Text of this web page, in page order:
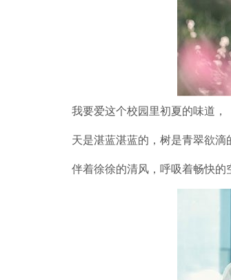
我要爱这个校园里初夏的味道，
天是湛蓝湛蓝的，树是青翠欲滴
伴着徐徐的清风，呼吸着畅快的